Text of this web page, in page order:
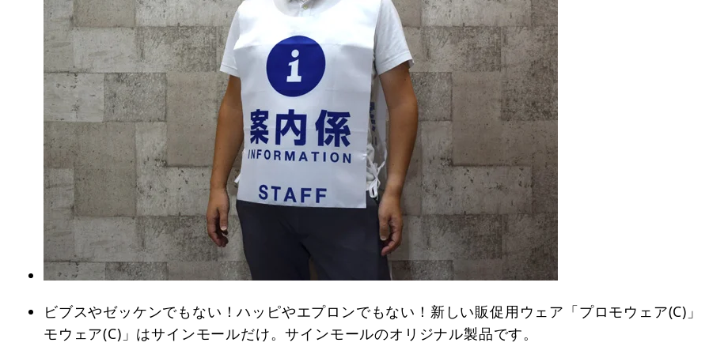
ビブスやゼッケンでもない！ハッピやエプロンでもない！新しい販促用ウェア「プロモウェア(C)」
モウェア(C)」はサインモールだけ。サインモールのオリジナル製品です。